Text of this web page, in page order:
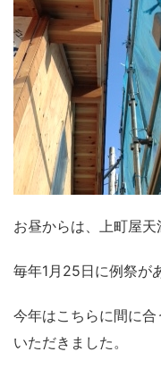
お昼からは、上町屋天
毎年1月25日に例祭が
今年はこちらに間に
いただきました。